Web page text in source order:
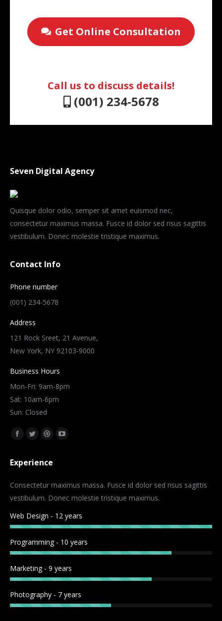
Get Online Consultation
Call us to discuss details!
(001) 234-5678
Seven Digital Agency
Quisque dolor odio, semper sit amet euismod nec,
consectetur maximus massa. Fusce id dolor sed risus sagittis
vestibulum. Donec molestie tristique maximus.
Contact Info
Phone number
(001) 234-5678
Address
121 Rock Sreet, 21 Avenue,
New York, NY 92103-9000
Business Hours
Mon-Fri: 9am-8pm
Sat: 10am-6pm
Sun: Closed
Znajdź nas na:
Facebook
opens
new
window
Twitter
opens
new
window
Dribbble
opens
new
window
YouTube
new
window
Experience
Consectetur maximus massa. Fusce id dolor sed risus sagittis
vestibulum. Donec molestie tristique maximus.
Web Design - 12 years
Programming - 10 years
Marketing - 9 years
Photography - 7 years